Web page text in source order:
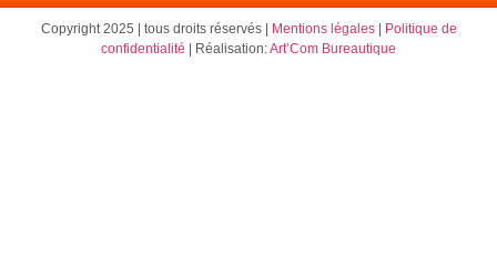
Copyright 2025 | tous droits réservés | Mentions légales| Politique de
confidentialité | Réalisation:Art’Com Bureautique